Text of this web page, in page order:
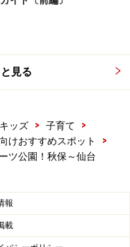
見る
ッズ > 子育て
>
けおすすめスポット
>
ツ公園！秋保～仙台
報
載